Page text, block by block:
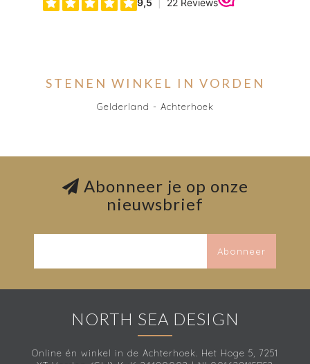
STENEN WINKEL IN VORDEN
Gelderland - Achterhoek
Abonneer je op onze
nieuwsbrief
Abonneer
NORTH SEA DESIGN
Online én winkel in de Achterhoek. Het Hoge 5, 7251